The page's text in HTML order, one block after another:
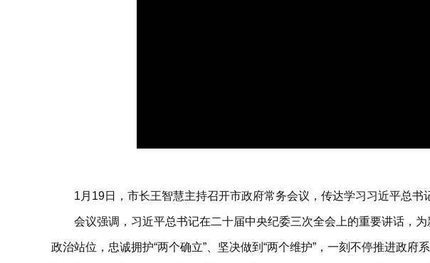
1月19日，市长王智慧主持召开市政府常务会议，传达学习习近平总
会议强调，习近平总书记在二十届中央纪委三次全会上的重要讲话，
政治站位，忠诚拥护“两个确立”、坚决做到“两个维护”，一刻不停推进政